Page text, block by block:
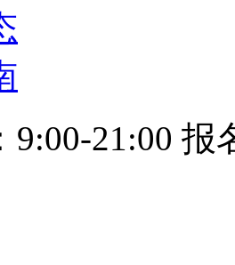
9:00-21:00 报